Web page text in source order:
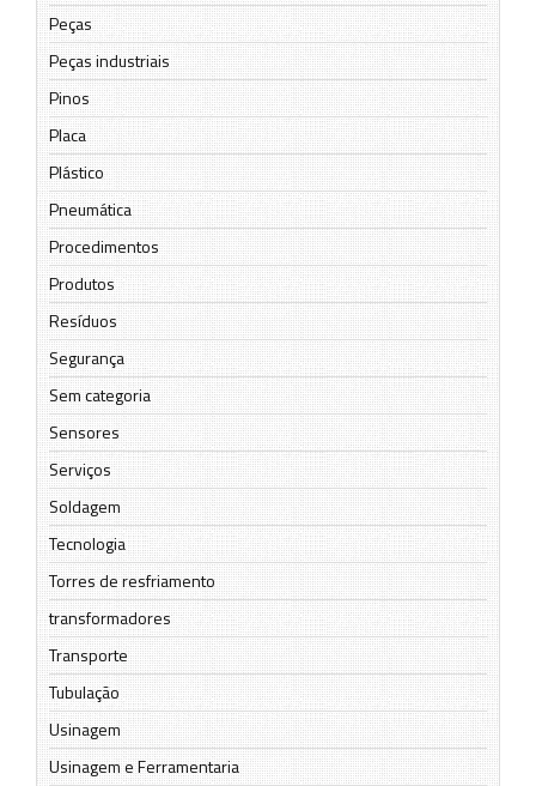
Peças
Peças industriais
Pinos
Placa
Plástico
Pneumática
Procedimentos
Produtos
Resíduos
Segurança
Sem categoria
Sensores
Serviços
Soldagem
Tecnologia
Torres de resfriamento
transformadores
Transporte
Tubulação
Usinagem
Usinagem e Ferramentaria